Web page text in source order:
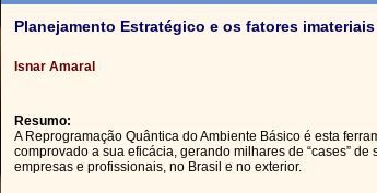
Planejamento Estratégico e os fatores imateriais
Isnar Amaral
Resumo:
A Reprogramação Quântica do Ambiente Básico é esta
comprovado a sua eficácia, gerando milhares de “cases” de
empresas e profissionais, no Brasil e no exterior.